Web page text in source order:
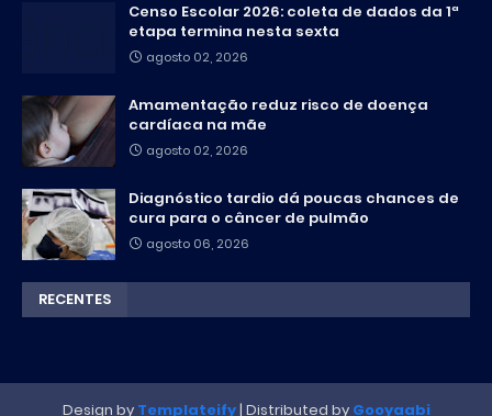
Censo Escolar 2026: coleta de dados da 1ª
etapa termina nesta sexta
agosto 02, 2026
Amamentação reduz risco de doença
cardíaca na mãe
agosto 02, 2026
Diagnóstico tardio dá poucas chances de
cura para o câncer de pulmão
agosto 06, 2026
RECENTES
Design by Templateify| Distributed by Gooyaabi